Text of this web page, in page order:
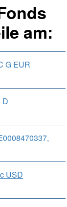
am:
G EUR
D
USD